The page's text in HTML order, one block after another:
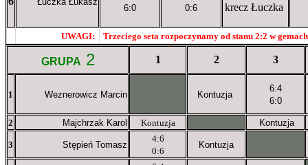
6:0
0:6
krecz Łuczka
UWAGI: Trzeciego seta rozpoczynamy od stanu 2:2 w
GRUPA 2 1 2 3
1 Weznerowicz Marcin Kontuzja
6:4
6:0
2 Majchrzak Karol Kontuzja Kontuzja
3 Stępień Tomasz
4:6
0:6
Kontuzja